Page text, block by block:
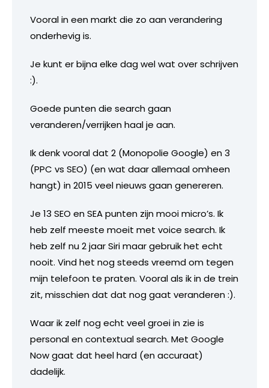
Vooral in een markt die zo aan verandering
onderhevig is.
Je kunt er bijna elke dag wel wat over schrijven
:).
Goede punten die search gaan
veranderen/verrijken haal je aan.
Ik denk vooral dat 2 (Monopolie Google) en 3
(PPC vs SEO) (en wat daar allemaal omheen
hangt) in 2015 veel nieuws gaan genereren.
Je 13 SEO en SEA punten zijn mooi micro’s. Ik
heb zelf meeste moeit met voice search. Ik
heb zelf nu 2 jaar Siri maar gebruik het echt
nooit. Vind het nog steeds vreemd om tegen
mijn telefoon te praten. Vooral als ik in de trein
zit, misschien dat dat nog gaat veranderen :).
Waar ik zelf nog echt veel groei in zie is
personal en contextual search. Met Google
Now gaat dat heel hard (en accuraat)
dadelijk.